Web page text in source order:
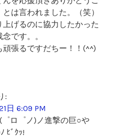
は言われました。（笑）
上げるのに協力したかった
です。。
頑張るですだちー！！(^^)
:
日 6:09 PM
ロ゜ノ)ノ進撃の巨○や
ﾋﾞｸｯ!